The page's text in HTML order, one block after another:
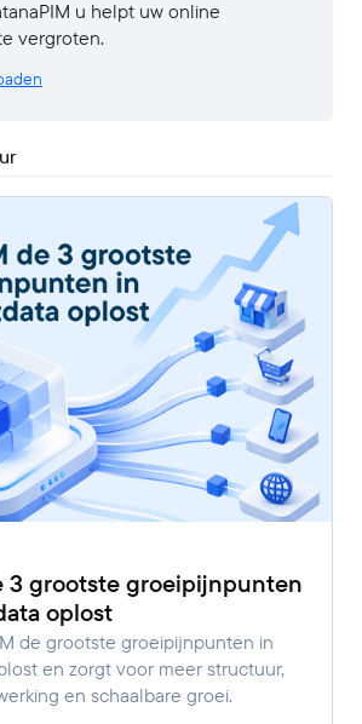
u helpt uw online
vergroten.
3 grootste groeipijnpunten
oplost
de grootste groeipijnpunten in
en zorgt voor meer structuur,
en schaalbare groei.